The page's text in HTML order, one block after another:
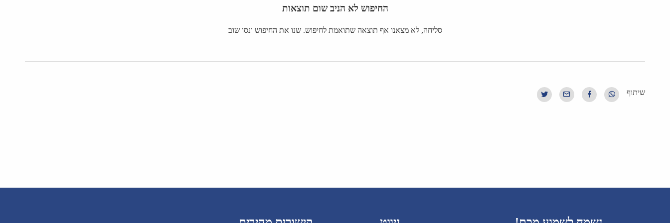
החיפוש לא הניב שום תוצאות
סליחה, לא מצאנו אף תוצאה שתואמת לחיפוש. שנו את החיפוש ונסו שוב
שיתוף